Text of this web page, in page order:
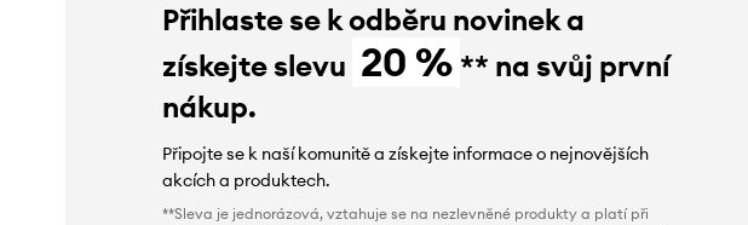
Přihlaste se k odběru novinek a
získejte slevu 20 % ** na svůj první
nákup.
Připojte se k naší komunitě a získejte informace o nejnovějších
akcích a produktech.
**Sleva je jednorázová, vztahuje se na nezlevněné produkty a platí při